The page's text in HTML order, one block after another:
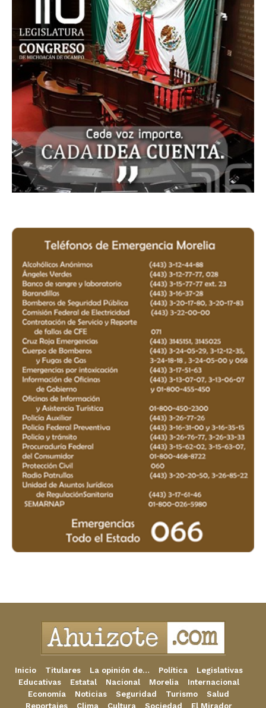
Inicio Titulares La opinión de… Política
Legislativas
Educativas
Estatal Nacional Morelia
Internacional
Economía
Noticias Seguridad Turismo
Salud
Reportajes
Clima Cultura Sociedad El Mirador